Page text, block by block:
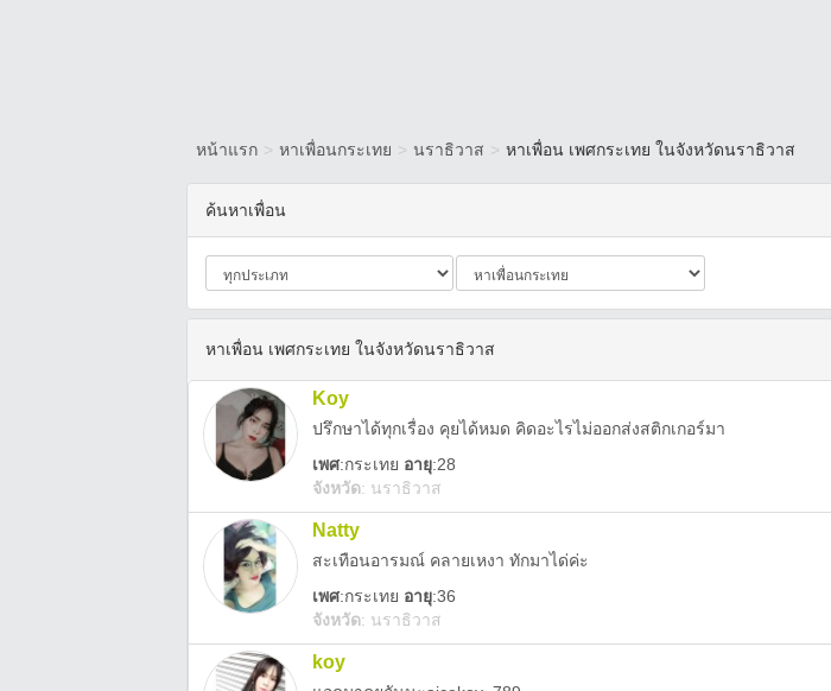
หน้าแรก > หาเพื่อนกระเทย > นราธิวาส > หาเพื่อน เพศกระเทย ในจังหวัดนราธิวาส
ค้นหาเพื่อน
หาเพื่อน เพศกระเทย ในจังหวัดนราธิวาส
Koy
ปรึกษาได้ทุกเรื่อง คุยได้หมด คิดอะไรไม่ออกส่งสติกเกอร์มา
เพศ:กระเทย อายุ:28
จังหวัด: นราธิวาส
Natty
สะเทือนอารมณ์ คลายเหงา ทักมาได่ค่ะ
เพศ:กระเทย อายุ:36
จังหวัด: นราธิวาส
koy